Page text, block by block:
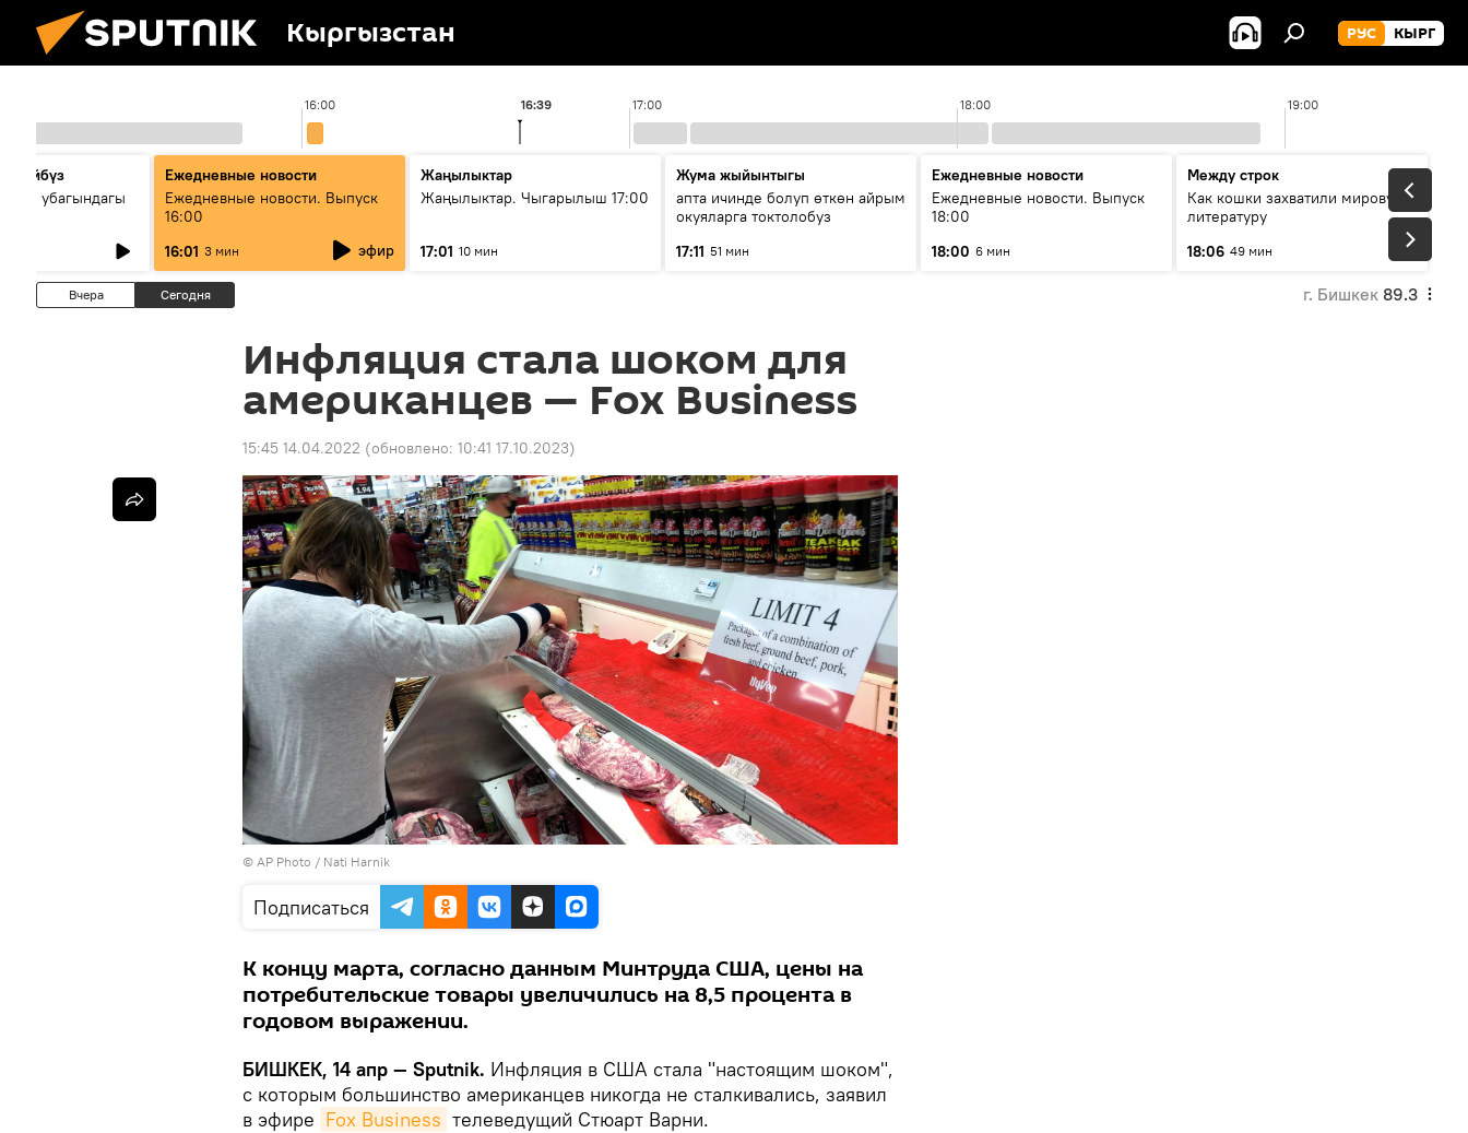
Кыргызстан РУС КЫРГ
16:00 17:00 18:00 19:00
16:39
өз убагындагы
Ежедневные новости
Ежедневные новости. Выпуск
16:00
16:01 3 мин эфир
Жаңылыктар
Жаңылыктар. Чыгарылыш 17:00
17:01 10 мин
Жума жыйынтыгы
апта ичинде болуп өткөн айрым
окуяларга токтолобуз
17:11 51 мин
Ежедневные новости
Ежедневные новости. Выпуск
18:00
18:00 6 мин
Между строк
Как кошки захватили мировую
литературу
18:06 49 мин
Вчера Сегодня г. Бишкек 89.3
Инфляция стала шоком для
американцев — Fox Business
15:45 14.04.2022 (обновлено: 10:41 17.10.2023)
© AP Photo / Nati Harnik
Подписаться
К концу марта, согласно данным Минтруда США, цены на
потребительские товары увеличились на 8,5 процента в
годовом выражении.
БИШКЕК, 14 апр — Sputnik. Инфляция в США стала "настоящим шоком",
с которым большинство американцев никогда не сталкивались, заявил
в эфире Fox Business телеведущий Стюарт Варни.